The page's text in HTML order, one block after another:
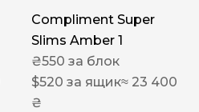
Compliment Super
Slims Amber 1
₴550 за блок
$520 за ящик≈ 23 400
₴